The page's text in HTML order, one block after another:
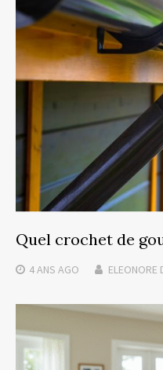
Quel crochet de
4 ANS AGO ELEONORE